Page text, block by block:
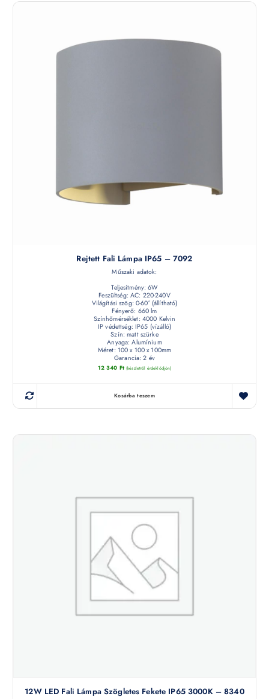
Rejtett Fali Lámpa IP65 – 7092
Műszaki adatok:
Teljesítmény: 6W
Feszültség: AC: 220-240V
Világítási szög: 0-60° (állítható)
Fényerő: 660 lm
Színhőmérséklet: 4000 Kelvin
IP védettség: IP65 (vízálló)
Szín: matt szürke
Anyaga: Alumínium
Méret: 100 x 100 x 100mm
Garancia: 2 év
12 340 Ft (készletről érdeklődjön)
Kosárba teszem
12W LED Fali Lámpa Szögletes Fekete IP65 3000K – 8340